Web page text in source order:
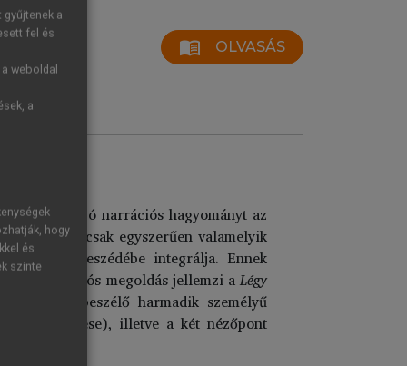
menu_book OLVASÁS
narrációs hagyományt az
nemcsak egyszerűen valamelyik
a saját beszédébe integrálja. Ennek
a narrációs megoldás jellemzi aLégy
az elbeszélő harmadik személyű
elkülönítése), illetve a két nézőpont
a
fel és
weboldal
a
hogy
és
szinte